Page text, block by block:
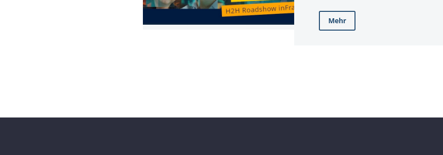
die
H2H
Networking mit Blick auf die
war die H2H Roadshow in
Mehr